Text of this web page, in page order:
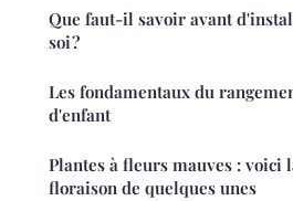
Que faut-il savoir avant
soi ?
Les fondamentaux du
d'enfant
Plantes à fleurs mauves : voici
floraison de quelques unes